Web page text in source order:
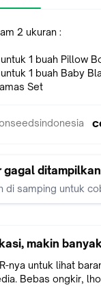
2 ukuran :
1 buah Pillow
1 buah Baby
Set
gagal ditampilkan
di samping untuk
makin
nya untuk lihat
Bebas ongkir,